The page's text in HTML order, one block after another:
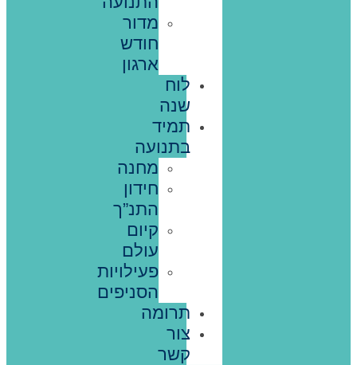
מדור
חודש
ארגון
לוח
שנה
תמיד
בתנועה
מחנה
חידון
התנ”ך
קיום
עולם
פעילויות
הסניפים
תרומה
צור
קשר